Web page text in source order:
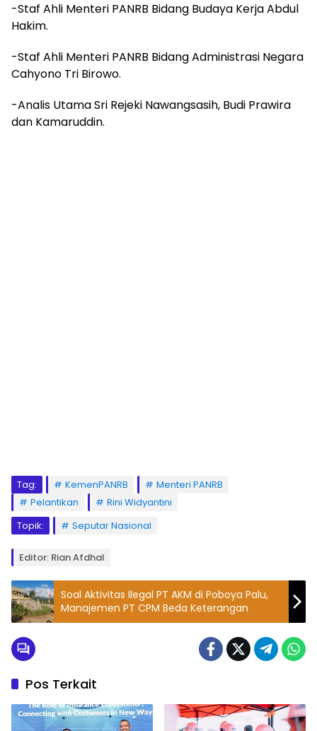
-Staf Ahli Menteri PANRB Bidang Budaya Kerja Abdul
Hakim.
-Staf Ahli Menteri PANRB Bidang Administrasi Negara
Cahyono Tri Birowo.
-Analis Utama Sri Rejeki Nawangsasih, Budi Prawira
dan Kamaruddin.
Tag: KemenPANRB
Menteri PANRB
Pelantikan
Rini Widyantini
Topik:
Seputar Nasional
Editor: Rian Afdhal
Soal Aktivitas Ilegal PT AKM di Poboya Palu,
Manajemen PT CPM Beda Keterangan
Pos Terkait